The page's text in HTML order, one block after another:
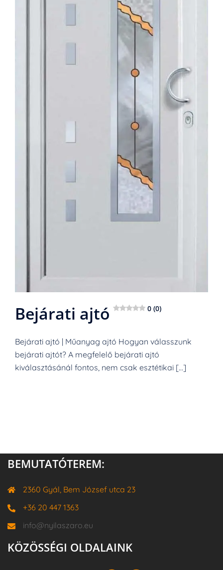
Bejárati ajtó 0 (0)
Bejárati ajtó | Műanyag ajtó Hogyan válasszunk
bejárati ajtót? A megfelelő bejárati ajtó
kiválasztásánál fontos, nem csak esztétikai […]
BEMUTATÓTEREM:
2360 Gyál, Bem József utca 23
+36 20 447 1363
info@nyilaszaro.eu
KÖZÖSSÉGI OLDALAINK